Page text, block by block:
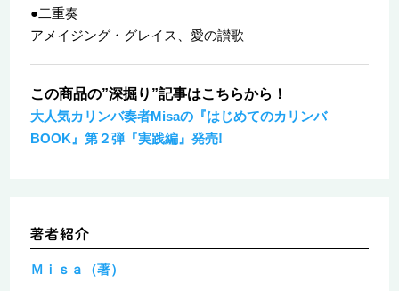
●二重奏
アメイジング・グレイス、愛の讃歌
この商品の”深掘り”記事はこちらから！
大人気カリンバ奏者Misaの『はじめてのカリンバ
BOOK』第２弾『実践編』発売!
Ｍｉｓａ（著）